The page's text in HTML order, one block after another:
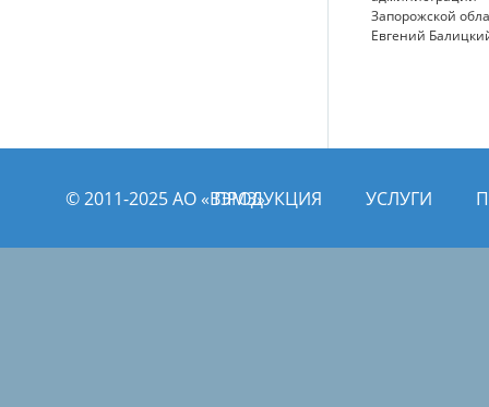
Запорожской
Евгений
© 2011­­-2025 АО «ВЭМЗ»ПРОДУКЦИЯ УСЛУГИ